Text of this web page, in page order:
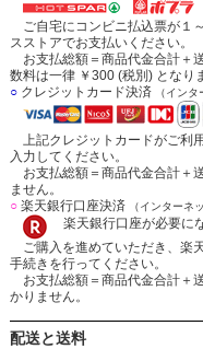
ご自宅にコンビニ払込票が１
スストアでお支払いください。
お支払総額＝商品代金合計＋
数料は一律 ￥300 (税別) となり
○クレジットカード決済 （インタ
上記クレジットカードがご利
入力してください。
お支払総額＝商品代金合計＋
ません。
○楽天銀行口座決済 （インターネ
楽天銀行口座が必要にな
ご購入を進めていただき、楽
手続きを行ってください。
お支払総額＝商品代金合計＋
かりません。
配送と送料